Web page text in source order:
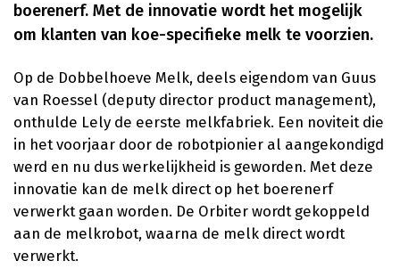
boerenerf. Met de innovatie wordt het mogelijk
om klanten van koe-specifieke melk te voorzien.
Op de Dobbelhoeve Melk, deels eigendom van Guus
van Roessel (deputy director product management),
onthulde Lely de eerste melkfabriek. Een noviteit die
in het voorjaar door de robotpionier al aangekondigd
werd en nu dus werkelijkheid is geworden. Met deze
innovatie kan de melk direct op het boerenerf
verwerkt gaan worden. De Orbiter wordt gekoppeld
aan de melkrobot, waarna de melk direct wordt
verwerkt.